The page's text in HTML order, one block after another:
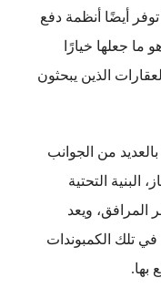
أيضًا أنظمة دفع
جعلها خيارًا
الذين يبحثون
من الجوانب
البنية التحتية
المرافق، ويعد
في تلك الكمبوندات
بها.